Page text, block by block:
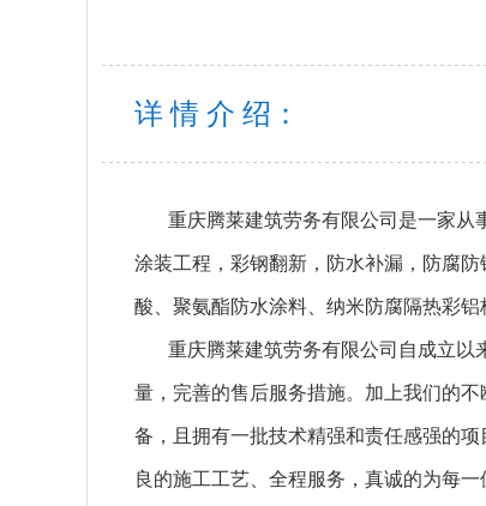
详 情 介 绍：
重庆腾莱建筑劳务有限公司是一家从
涂装工程，彩钢翻新，防水补漏，防腐
酸、聚氨酯防水涂料、纳米防腐隔热彩
重庆腾莱建筑劳务有限公司自成立以
量，完善的售后服务措施。加上我们的
备，且拥有一批技术精强和责任感强的
良的施工工艺、全程服务，真诚的为每一